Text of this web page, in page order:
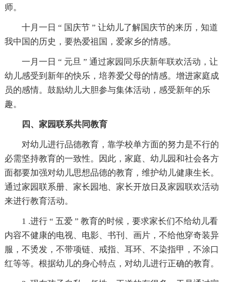
师。
十月一日 “ 国庆节 ” 让幼儿了解国庆节的来历，知道
我中国的历史，要热爱祖国，爱家乡的情感。
一月一日 “ 元旦 ” 通过家园同乐庆新年联欢活动，让
幼儿感受到新年的快乐，培养爱父母的情感。增进家庭成
员的感情。鼓励幼儿大胆参与集体活动，感受新年的乐
趣。
四、家园联系共同教育
对幼儿进行品德教育，靠学校单方面的努力是不行的
必需坚持教育的一致性。因此，家庭、幼儿园和社会各方
面都要加强对幼儿思想品德的教育，维护幼儿健康生长。
通过家园联系册、家长园地、家长开放日及家园联欢活动
来进行教育活动。
1 .进行 “ 五爱 ” 教育的时候，要求家长们不给幼儿看
内容不健康的电视、电影、书刊、画片，不给他穿奇装异
服，不烫发，不带项链、戒指、耳环、不染指甲，不涂口
红等等。根据幼儿的身心特点，对幼儿进行正确的教育。